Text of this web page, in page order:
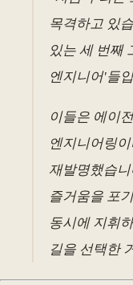
목격하고 있
있는 세 번째
엔지니어'들
이들은 에이
엔지니어링
재발명했습
즐거움을 포
동시에 지휘
길을 선택한